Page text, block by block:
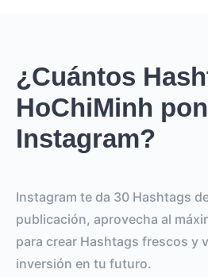
¿Cuántos
HoChiMinh
Instagram?
Instagram te da 30 Hashtags
publicación, aprovecha al
para crear Hashtags frescos y
inversión en tu futuro.